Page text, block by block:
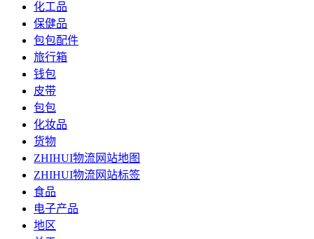
化工品
保健品
包包配件
旅行箱
钱包
皮带
包包
化妆品
货物
ZHIHUI物流网站地图
ZHIHUI物流网站标签
食品
电子产品
地区